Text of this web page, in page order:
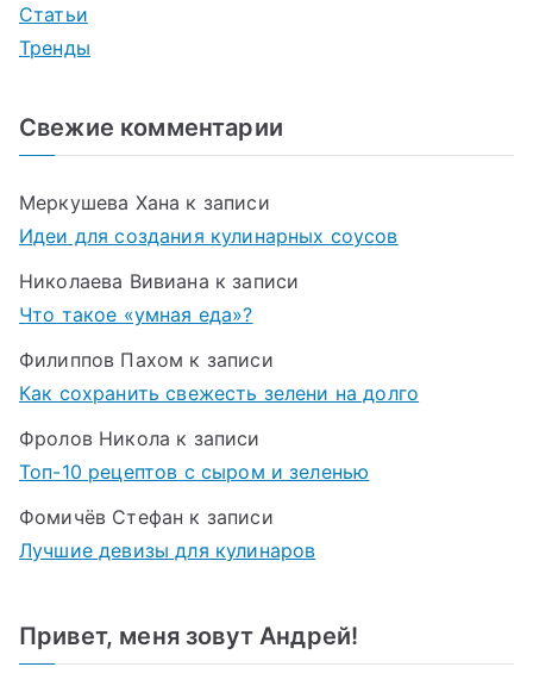
Статьи
Тренды
Свежие комментарии
Меркушева Хана к записи
Идеи для создания кулинарных соусов
Николаева Вивиана к записи
Что такое «умная еда»?
Филиппов Пахом к записи
Как сохранить свежесть зелени на долго
Фролов Никола к записи
Топ-10 рецептов с сыром и зеленью
Фомичёв Стефан к записи
Лучшие девизы для кулинаров
Привет, меня зовут Андрей!